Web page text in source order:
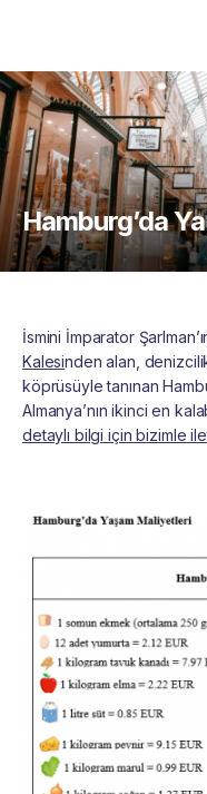
Hamburg’da
İsmini İmparator
Kalesinden alan,
köprüsüyle tanınan
Almanya’nın ikinci en
detaylı bilgi için bizimle